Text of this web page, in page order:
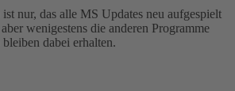
nur, das alle MS Updates neu aufgespielt
wenigestens die anderen Programme
dabei erhalten.